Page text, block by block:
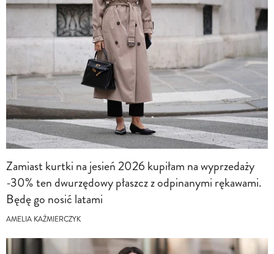
Zamiast kurtki na jesień 2026 kupiłam na wyprzedaży
-30% ten dwurzędowy płaszcz z odpinanymi rękawami.
Będę go nosić latami
AMELIA KAŹMIERCZYK